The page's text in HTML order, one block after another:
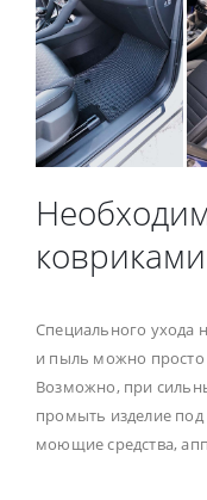
ковриками
Специального ухода
и пыль можно
Возможно, при
промыть изделие
моющие средства,